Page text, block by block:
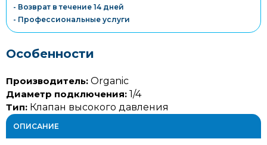
- Возврат в течение 14 дней
- Профессиональные услуги
Особенности
Производитель: Organic
Диаметр подключения: 1/4
Тип: Клапан высокого давления
ОПИСАНИЕ